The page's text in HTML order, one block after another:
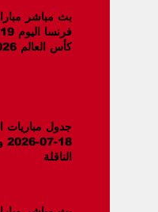
بث مباشر
جدول مباريات
الناقلة